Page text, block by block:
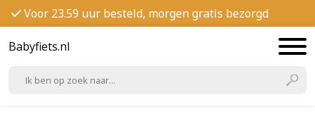
Voor 23.59 uur besteld, morgen gratis bezorgd
Babyfiets.nl